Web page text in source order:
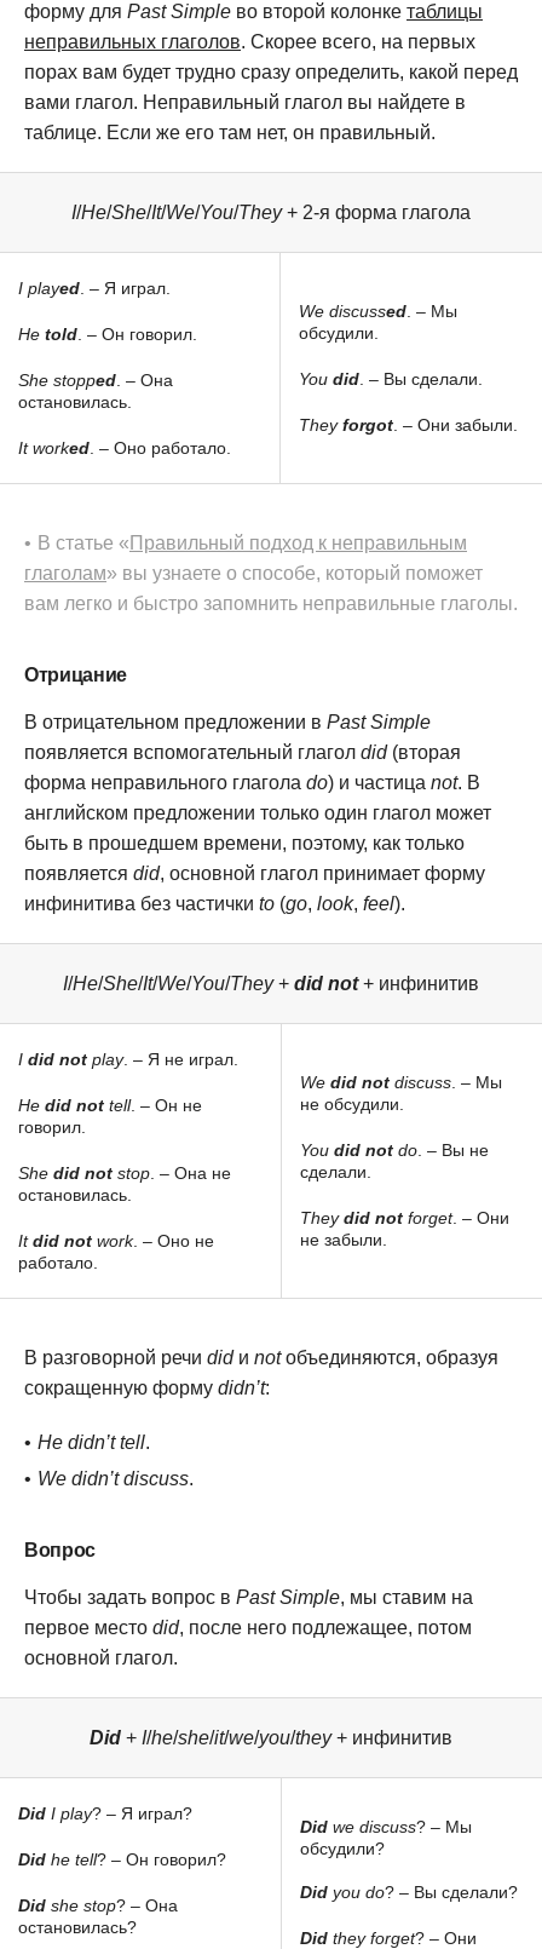
форму для Past Simple во второй колонке таблицы
неправильных глаголов. Скорее всего, на первых
порах вам будет трудно сразу определить, какой перед
вами глагол. Неправильный глагол вы найдете в
таблице. Если же его там нет, он правильный.
I/He/She/It/We/You/They+ 2-я форма глагола
I played . – Я играл.
He told . – Он говорил.
She stopped . – Она
остановилась.
It worked . – Оно работало.
We discussed . – Мы
обсудили.
You did . – Вы сделали.
Theyforgot . – Они забыли.
В статье « Правильный подход к неправильным
глаголам» вы узнаете о способе, который поможет
вам легко и быстро запомнить неправильные глаголы.
Отрицание
В отрицательном предложении в Past Simple
появляется вспомогательный глагол did(вторая
форма неправильного глагола do) и частица not. В
английском предложении только один глагол может
быть в прошедшем времени, поэтому, как только
появляется did, основной глагол принимает форму
инфинитива без частички to (go, look, feel).
I/He/She/It/We/You/They+ did not+ инфинитив
I did not play. – Я не играл.
He did not tell. – Он не
говорил.
She did not stop . – Она не
остановилась.
Itdid not work. – Оно не
работало.
We did not discuss . – Мы
не обсудили.
You did not do . – Вы не
сделали.
Theydid not forget. – Они
не забыли.
В разговорной речи didи notобъединяются, образуя
сокращенную форму didn’t:
He didn’t tell.
We didn’t discuss.
Вопрос
Чтобы задать вопрос в Past Simple, мы ставим на
первое место did, после него подлежащее, потом
основной глагол.
Did + I/he/she/it/we/you/they+ инфинитив
Did I play? – Я играл?
Did he tell? – Он говорил?
Did she stop? – Она
остановилась?
Did we discuss? – Мы
обсудили?
Did you do? – Вы сделали?
Did they forget? – Они